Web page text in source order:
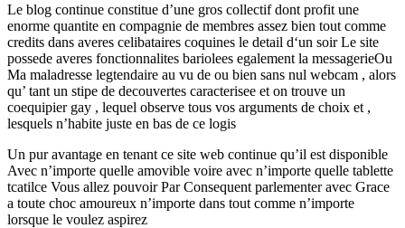
Le blog continue constitue d’une gros collectif dont profit une
enorme quantite en compagnie de membres assez bien tout comme
credits dans averes celibataires coquines le detail d‘un soir Le site
possede averes fonctionnalites bariolees egalement la messagerieOu
Ma maladresse legtendaire au vu de ou bien sans nul webcam , alors
qu’ tant un stipe de decouvertes caracterisee et on trouve un
coequipier gay , lequel observe tous vos arguments de choix et ,
lesquels n’habite juste en bas de ce logis
Un pur avantage en tenant ce site web continue qu’il est disponible
Avec n’importe quelle amovible voire avec n’importe quelle tablette
tcatilce Vous allez pouvoir Par Consequent parlementer avec Grace
a toute choc amoureux n’importe dans tout comme n’importe
lorsque le voulez aspirez